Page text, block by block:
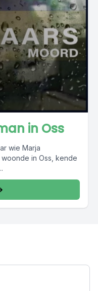
in Oss
wie Marja
in Oss, kende